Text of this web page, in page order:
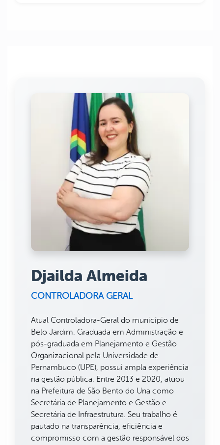
Djailda Almeida
CONTROLADORA GERAL
Atual Controladora-Geral do município de
Belo Jardim. Graduada em Administração e
pós-graduada em Planejamento e Gestão
Organizacional pela Universidade de
Pernambuco (UPE), possui ampla experiência
na gestão pública. Entre 2013 e 2020, atuou
na Prefeitura de São Bento do Una como
Secretária de Planejamento e Gestão e
Secretária de Infraestrutura. Seu trabalho é
pautado na transparência, eficiência e
compromisso com a gestão responsável dos